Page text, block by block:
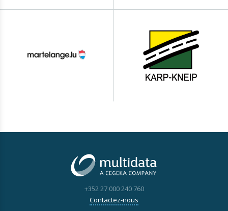
+352 27 000 240 760
Contactez-nous